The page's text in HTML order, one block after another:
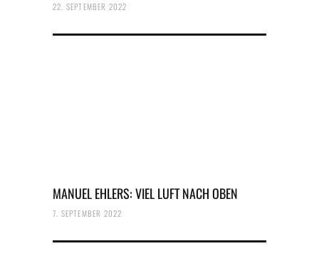
22. SEPTEMBER 2022
MANUEL EHLERS: VIEL LUFT NACH OBEN
7. SEPTEMBER 2022